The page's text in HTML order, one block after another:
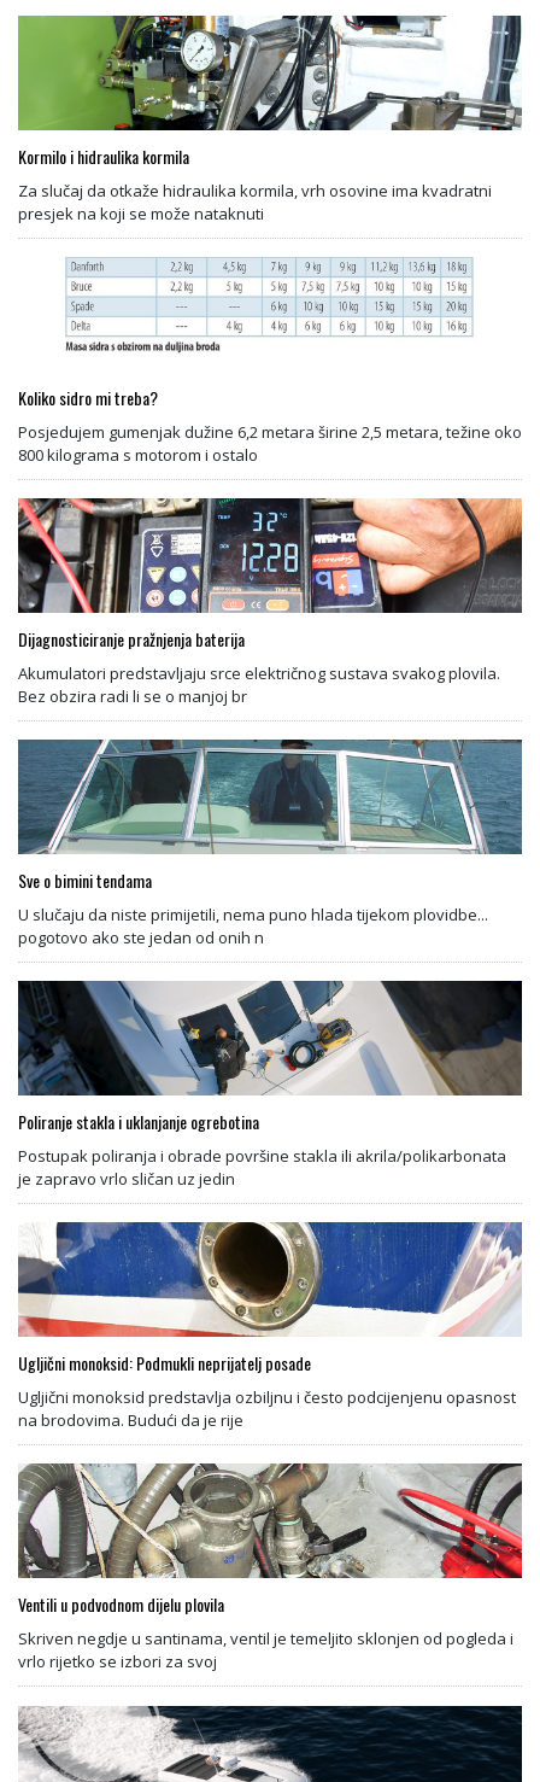
Kormilo i hidraulika kormila
Za slučaj da otkaže hidraulika kormila, vrh osovine ima kvadratni
presjek na koji se može nataknuti
Koliko sidro mi treba?
Posjedujem gumenjak dužine 6,2 metara širine 2,5 metara, težine oko
800 kilograma s motorom i ostalo
Dijagnosticiranje pražnjenja baterija
Akumulatori predstavljaju srce električnog sustava svakog plovila.
Bez obzira radi li se o manjoj br
Sve o bimini tendama
U slučaju da niste primijetili, nema puno hlada tijekom plovidbe...
pogotovo ako ste jedan od onih n
Poliranje stakla i uklanjanje ogrebotina
Postupak poliranja i obrade površine stakla ili akrila/polikarbonata
je zapravo vrlo sličan uz jedin
Ugljični monoksid: Podmukli neprijatelj posade
Ugljični monoksid predstavlja ozbiljnu i često podcijenjenu opasnost
na brodovima. Budući da je rije
Ventili u podvodnom dijelu plovila
Skriven negdje u santinama, ventil je temeljito sklonjen od pogleda i
vrlo rijetko se izbori za svoj